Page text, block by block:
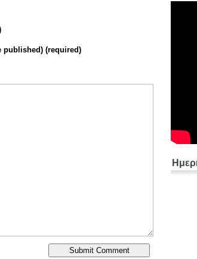
published) (required)